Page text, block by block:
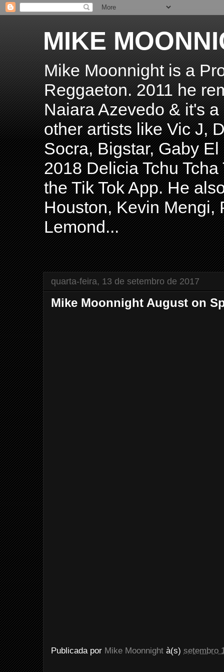
MIKE
Mike Moonnight is a
Reggaeton. 2011 he
Naiara Azevedo & it's
other artists like Vic J,
Socra, Bigstar, Gaby
2018 Delicia Tchu
the Tik Tok App. He
Houston, Kevin Mengi,
Lemond...
quarta-feira, 13 de setembro de 2017
Mike Moonnight August on
Publicada por Mike Moonnight à(s) setembro